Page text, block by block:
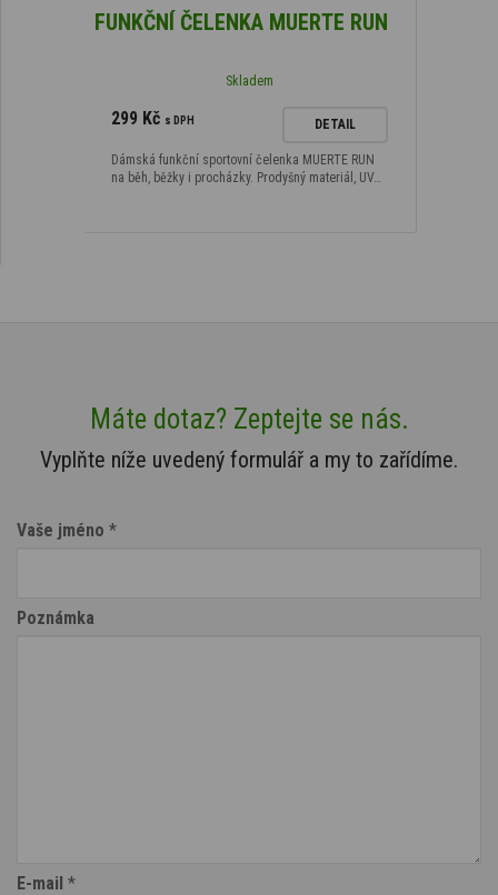
FUNKČNÍ ČELENKA MUERTE RUN
Skladem
299 Kč s DPH DETAIL
Dámská funkční sportovní čelenka MUERTE RUN
na běh, běžky i procházky. Prodyšný materiál, UV…
Máte dotaz? Zeptejte se nás.
Vyplňte níže uvedený formulář a my to zařídíme.
Vaše jméno *
Poznámka
E-mail *